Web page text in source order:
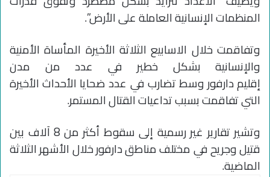
المنظمات الإنسانية العاملة على الأرض”.
وتفاقمت خلال الاسابيع الثلاثة الأخيرة المأساة الأمنية
والإنسانية بشكل خطير في عدد من مدن
إقليم دارفور وسط تضارب في عدد ضحايا الأحداث الأخيرة
التي تفاقمت بسبب تداعيات القتال المستمر.
وتشير تقارير غير رسمية إلى سقوط أكثر من 8 آلاف بين
قتيل وجريح في مختلف مناطق دارفور خلال الأشهر الثلاثة
الماضية.